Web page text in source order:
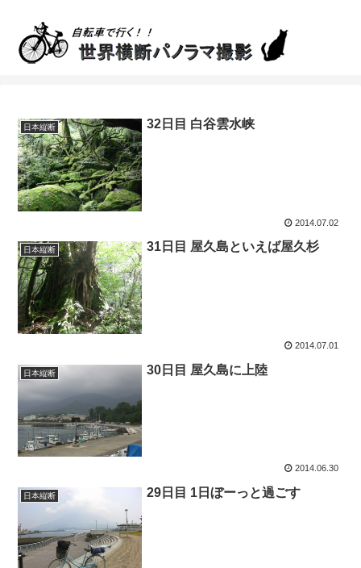
日本縦断 32日目 白谷雲水峡
2014.07.02
日本縦断 31日目 屋久島といえば屋久杉
2014.07.01
日本縦断 30日目 屋久島に上陸
2014.06.30
日本縦断 29日目 1日ぼーっと過ごす